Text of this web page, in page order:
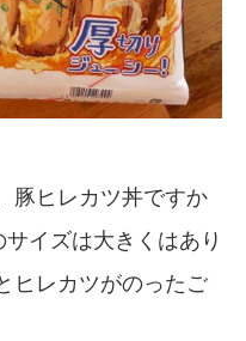
豚ヒレカツ丼ですか
イズは大きくはあり
ヒレカツがのったご